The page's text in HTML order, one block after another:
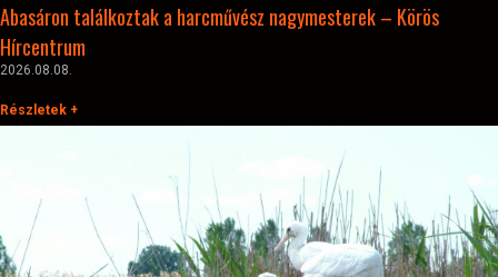
Abasáron találkoztak a harcművész nagymesterek – Körös
Hírcentrum
2026.08.08.
Részletek +